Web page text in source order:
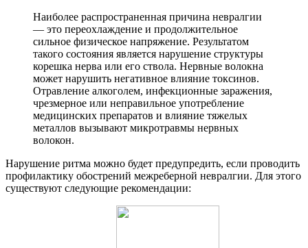
Наиболее распространенная причина невралгии
— это переохлаждение и продолжительное
сильное физическое напряжение. Результатом
такого состояния является нарушение структуры
корешка нерва или его ствола. Нервные волокна
может нарушить негативное влияние токсинов.
Отравление алкоголем, инфекционные заражения,
чрезмерное или неправильное употребление
медицинских препаратов и влияние тяжелых
металлов вызывают микротравмы нервных
волокон.
Нарушение ритма можно будет предупредить, если проводить
профилактику обострений межреберной невралгии. Для этого
существуют следующие рекомендации: